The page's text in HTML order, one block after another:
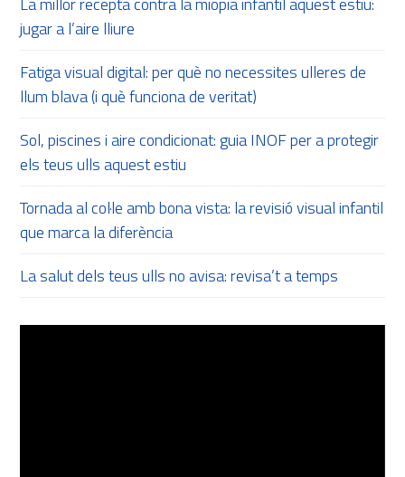
jugar a l’aire lliure
Fatiga visual digital: per què no necessites ulleres de
llum blava (i què funciona de veritat)
Sol, piscines i aire condicionat: guia INOF per a protegir
els teus ulls aquest estiu
Tornada al col·le amb bona vista: la revisió visual infantil
que marca la diferència
La salut dels teus ulls no avisa: revisa’t a temps